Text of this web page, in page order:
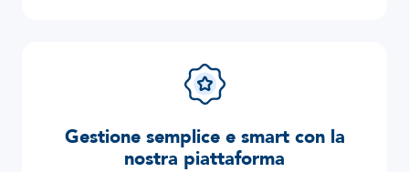
Gestione semplice e smart con la
nostra piattaforma